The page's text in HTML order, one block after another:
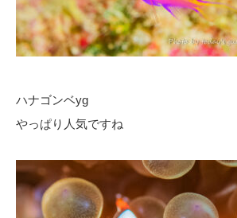
ハナゴンベyg
やっぱり人気ですね